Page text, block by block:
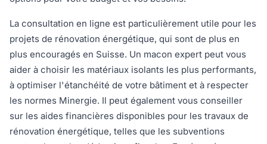
La consultation en ligne est particulièrement utile pour les
projets de rénovation énergétique, qui sont de plus en
plus encouragés en Suisse. Un macon expert peut vous
aider à choisir les matériaux isolants les plus performants,
à optimiser l'étanchéité de votre bâtiment et à respecter
les normes Minergie. Il peut également vous conseiller
sur les aides financières disponibles pour les travaux de
rénovation énergétique, telles que les subventions